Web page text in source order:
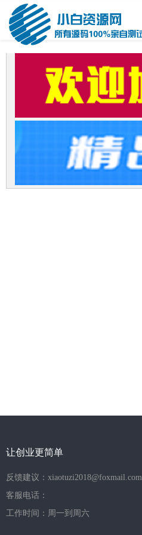
让创业更简单
反馈建议：xiaotuzi2018@foxmail.com
客服电话：
工作时间：周一到周六